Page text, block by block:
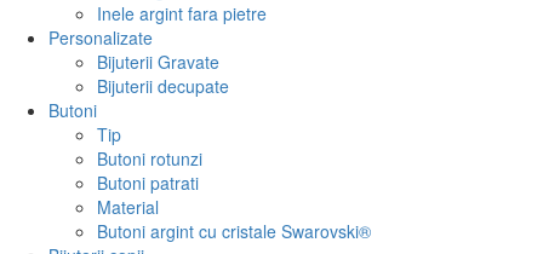
Inele argint fara pietre
Personalizate
Bijuterii Gravate
Bijuterii decupate
Butoni
Tip
Butoni rotunzi
Butoni patrati
Material
Butoni argint cu cristale Swarovski®